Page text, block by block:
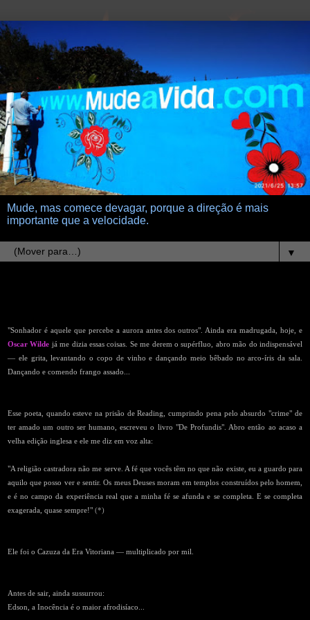
Mude, mas comece devagar, porque a direção é mais
importante que a velocidade.
▼
"Sonhador é aquele que percebe a aurora antes dos outros". Ainda era madrugada, hoje, e
Oscar Wilde já me dizia essas coisas. Se me derem o supérfluo, abro mão do indispensável
— ele grita, levantando o copo de vinho e dançando meio bêbado no arco-íris da sala.
Dançando e comendo frango assado...
Esse poeta, quando esteve na prisão de Reading, cumprindo pena pelo absurdo "crime" de
ter amado um outro ser humano, escreveu o livro "De Profundis". Abro então ao acaso a
velha edição inglesa e ele me diz em voz alta:
"A religião castradora não me serve. A fé que vocês têm no que não existe, eu a guardo para
aquilo que posso ver e sentir. Os meus Deuses moram em templos construídos pelo homem,
e é no campo da experiência real que a minha fé se afunda e se completa. E se completa
exagerada, quase sempre!" (*)
Ele foi o Cazuza da Era Vitoriana — multiplicado por mil.
Antes de sair, ainda sussurrou:
Edson, a Inocência é o maior afrodisíaco...